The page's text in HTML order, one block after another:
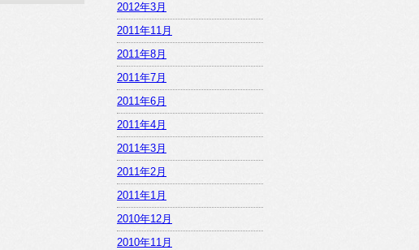
2012年3月
2011年11月
2011年8月
2011年7月
2011年6月
2011年4月
2011年3月
2011年2月
2011年1月
2010年12月
2010年11月